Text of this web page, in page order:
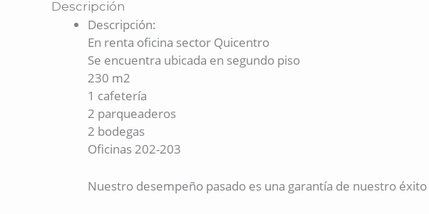
Descripción
Descripción:
En renta oficina sector Quicentro
Se encuentra ubicada en segundo piso
230 m2
1 cafetería
2 parqueaderos
2 bodegas
Oficinas 202-203
Nuestro desempeño pasado es una garantía de nuestro